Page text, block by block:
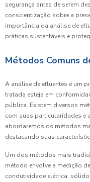
segurança antes de serem
conscientização sobre a
importância da análise de
práticas sustentáveis e
Métodos Comuns
A análise de efluentes é um
tratada esteja em
pública. Existem diversos
com suas particularidades e
abordaremos os métodos
destacando suas
Um dos métodos mais
método envolve a medição
condutividade elétrica,